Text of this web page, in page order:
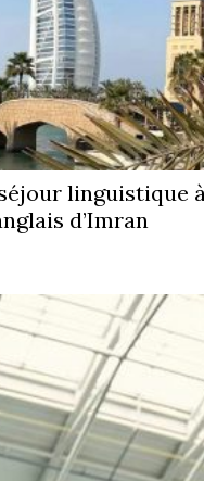
linguistique
d’Imran